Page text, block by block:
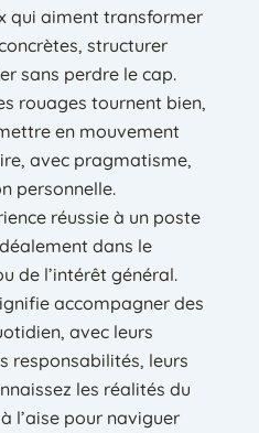
qui aiment transformer
structurer
sans perdre le cap.
rouages tournent bien,
en mouvement
avec pragmatisme,
personnelle.
réussie à un poste
dans le
de l’intérêt général.
accompagner des
avec leurs
responsabilités, leurs
les réalités du
l’aise pour naviguer